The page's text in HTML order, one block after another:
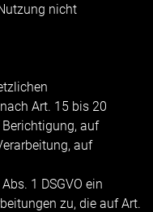
nicht
Art. 15 bis 20
Berichtigung, auf
auf
1 DSGVO ein
zu, die auf Art.